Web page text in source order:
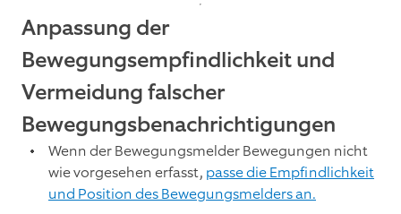
Anpassung der
Bewegungsempfindlichkeit und
Vermeidung falscher
Bewegungsbenachrichtigungen
Wenn der Bewegungsmelder Bewegungen nicht
wie vorgesehen erfasst, passe die Empfindlichkeit
und Position des Bewegungsmelders an.